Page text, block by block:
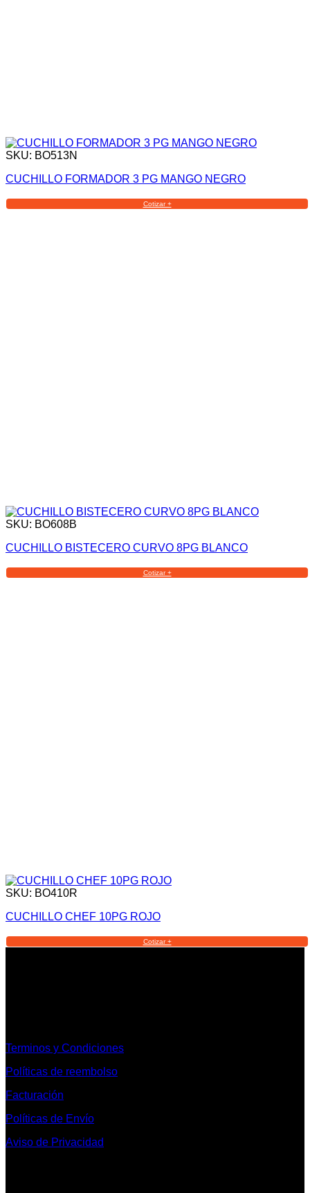
SKU: BO513N
CUCHILLO FORMADOR 3 PG MANGO NEGRO
Cotizar +
SKU: BO608B
CUCHILLO BISTECERO CURVO 8PG BLANCO
Cotizar +
SKU: BO410R
CUCHILLO CHEF 10PG ROJO
Cotizar +
Terminos y Condiciones
Políticas de reembolso
Facturación
Políticas de Envío
Aviso de Privacidad